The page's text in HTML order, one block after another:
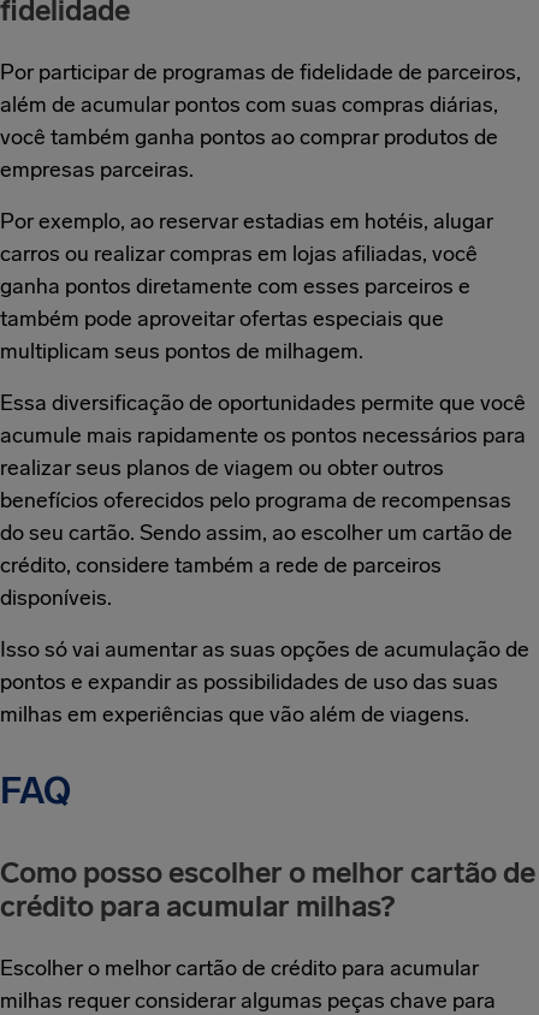
fidelidade
Por participar de programas de fidelidade de parceiros,
além de acumular pontos com suas compras diárias,
você também ganha pontos ao comprar produtos de
empresas parceiras.
Por exemplo, ao reservar estadias em hotéis, alugar
carros ou realizar compras em lojas afiliadas, você
ganha pontos diretamente com esses parceiros e
também pode aproveitar ofertas especiais que
multiplicam seus pontos de milhagem.
Essa diversificação de oportunidades permite que você
acumule mais rapidamente os pontos necessários para
realizar seus planos de viagem ou obter outros
benefícios oferecidos pelo programa de recompensas
do seu cartão. Sendo assim, ao escolher um cartão de
crédito, considere também a rede de parceiros
disponíveis.
Isso só vai aumentar as suas opções de acumulação de
pontos e expandir as possibilidades de uso das suas
milhas em experiências que vão além de viagens.
FAQ
Como posso escolher o melhor cartão de
crédito para acumular milhas?
Escolher o melhor cartão de crédito para acumular
milhas requer considerar algumas peças chave para